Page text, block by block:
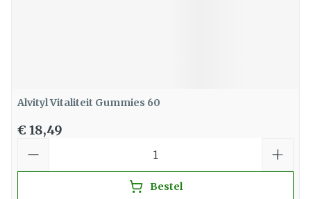
Alvityl Vitaliteit Gummies 60
€ 18,49
Bestel